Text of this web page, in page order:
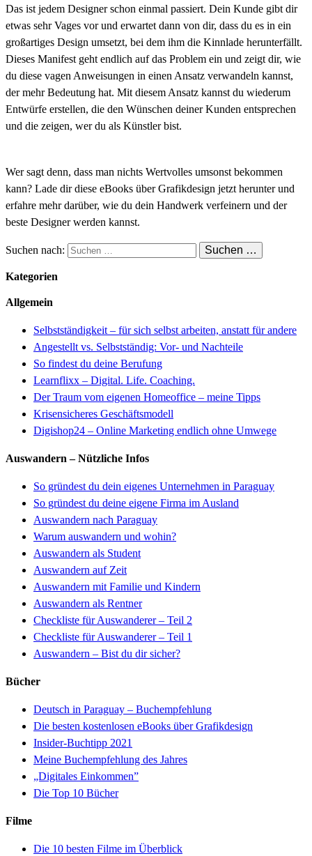
Das ist jedem Designer schon einmal passiert. Dein Kunde gibt dir
etwas sehr Vages vor und erwartet dann von dir, dass du es in ein
großartiges Design umsetzt, bei dem ihm die Kinnlade herunterfällt.
Dieses Manifest geht endlich auf das Problem ein und zeigt dir, wie
du diese vagen Anweisungen in einen Ansatz verwandeln kannst,
der mehr Bedeutung hat. Mit diesem Ansatz kannst du wiederum
Entwürfe erstellen, die den Wünschen deiner Kunden entsprechen
und die zeigen, wer du als Künstler bist.
Wer sagt denn, dass man nichts Wertvolles umsonst bekommen
kann? Lade dir diese eBooks über Grafikdesign jetzt herunter und
erfahre mehr darüber, wie du dein Handwerk verfeinern und der
beste Designer werden kannst.
Suchen nach:
Kategorien
Allgemein
Selbstständigkeit – für sich selbst arbeiten, anstatt für andere
Angestellt vs. Selbstständig: Vor- und Nachteile
So findest du deine Berufung
Learnflixx – Digital. Life. Coaching.
Der Traum vom eigenen Homeoffice – meine Tipps
Krisensicheres Geschäftsmodell
Digishop24 – Online Marketing endlich ohne Umwege
Auswandern – Nützliche Infos
So gründest du dein eigenes Unternehmen in Paraguay
So gründest du deine eigene Firma im Ausland
Auswandern nach Paraguay
Warum auswandern und wohin?
Auswandern als Student
Auswandern auf Zeit
Auswandern mit Familie und Kindern
Auswandern als Rentner
Checkliste für Auswanderer– Teil 2
Checkliste für Auswanderer – Teil 1
Auswandern – Bist du dir sicher?
Bücher
Deutsch in Paraguay – Buchempfehlung
Die besten kostenlosen eBooks über Grafikdesign
Insider-Buchtipp 2021
Meine Buchempfehlung des Jahres
„Digitales Einkommen”
Die Top 10 Bücher
Filme
Die 10 besten Filme im Überblick